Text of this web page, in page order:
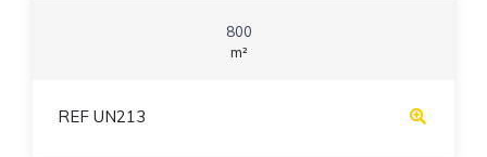
800
m²
REF UN213